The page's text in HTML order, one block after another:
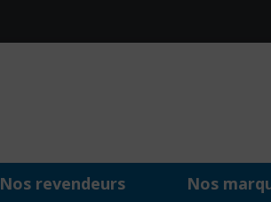
Nos revendeurs Nos